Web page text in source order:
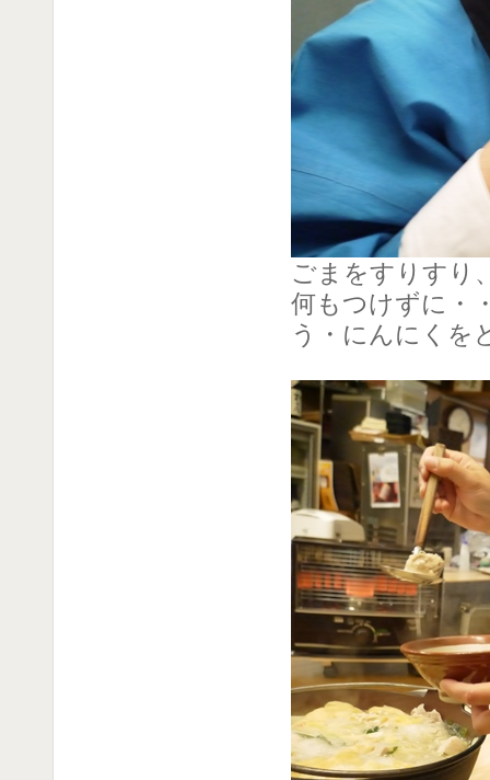
ごまをすりすり
何もつけずに・
う・にんにくを